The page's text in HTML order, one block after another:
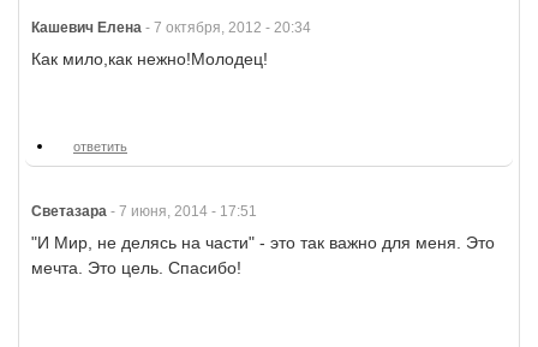
Кашевич Елена - 7 октября, 2012 - 20:34
Как мило,как нежно!Молодец!
ответить
Светазара - 7 июня, 2014 - 17:51
"И Мир, не делясь на части" - это так важно для меня. Это
мечта. Это цель. Спасибо!